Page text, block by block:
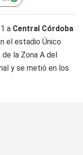
a Central Córdoba
el estadio Único
la Zona A del
y se metió en los